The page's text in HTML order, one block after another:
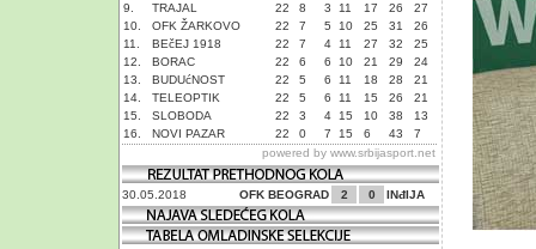
9.
TRAJAL 22 8 3 11 17 26
27
10.
OFK ŽARKOVO 22 7 5 10 25 31
26
11.
BEčEJ 1918 22 7 4 11 27 32
25
12.
BORAC 22 6 6 10 21 29
24
13.
BUDUćNOST 22 5 6 11 18 28
21
14.
TELEOPTIK 22 5 6 11 15 26
21
15.
SLOBODA 22 3 4 15 10 38
13
16.
NOVI PAZAR 22 0 7 15 6 43
7
powered by www.srbijasport.net
30.05.2018 OFK BEOGRAD 2 0 INđIJA